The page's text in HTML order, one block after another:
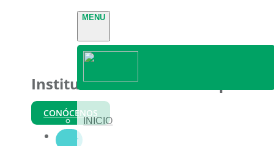
MENU
INICIO
Instituto Nacional de Parques
CONÓCENOS